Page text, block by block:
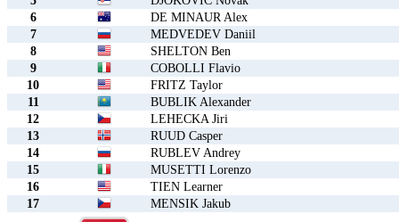
6
DE MINAUR Alex
7
MEDVEDEV Daniil
8
SHELTON Ben
9
COBOLLI Flavio
10
FRITZ Taylor
11
BUBLIK Alexander
12
LEHECKA Jiri
13
RUUD Casper
14
RUBLEV Andrey
15
MUSETTI Lorenzo
16
TIEN Learner
17
MENSIK Jakub